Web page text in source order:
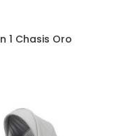
1 Chasis Oro